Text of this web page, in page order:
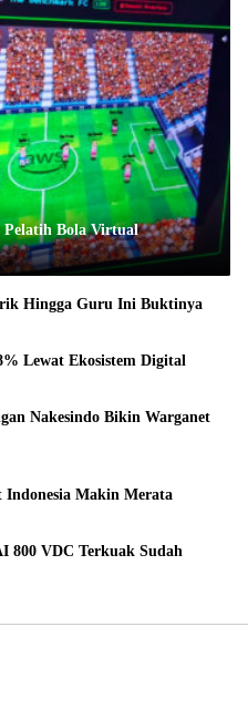
Pelatih Bola Virtual
Hingga Guru Ini Buktinya
Lewat Ekosistem Digital
Nakesindo Bikin Warganet
Makin Merata
800 VDC Terkuak Sudah